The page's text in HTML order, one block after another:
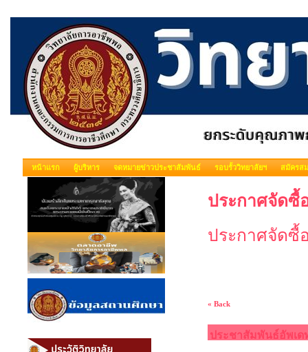
หน้าแรก ผู้บริหาร จดหมายข่าวประชาสัมพันธ์ รอบรั้ววิทยาลัยฯ สมัครส
ประกาศจัดซื้
ประกาศจัดซื้
« Back
ประชาสัมพันธ์อัพเด